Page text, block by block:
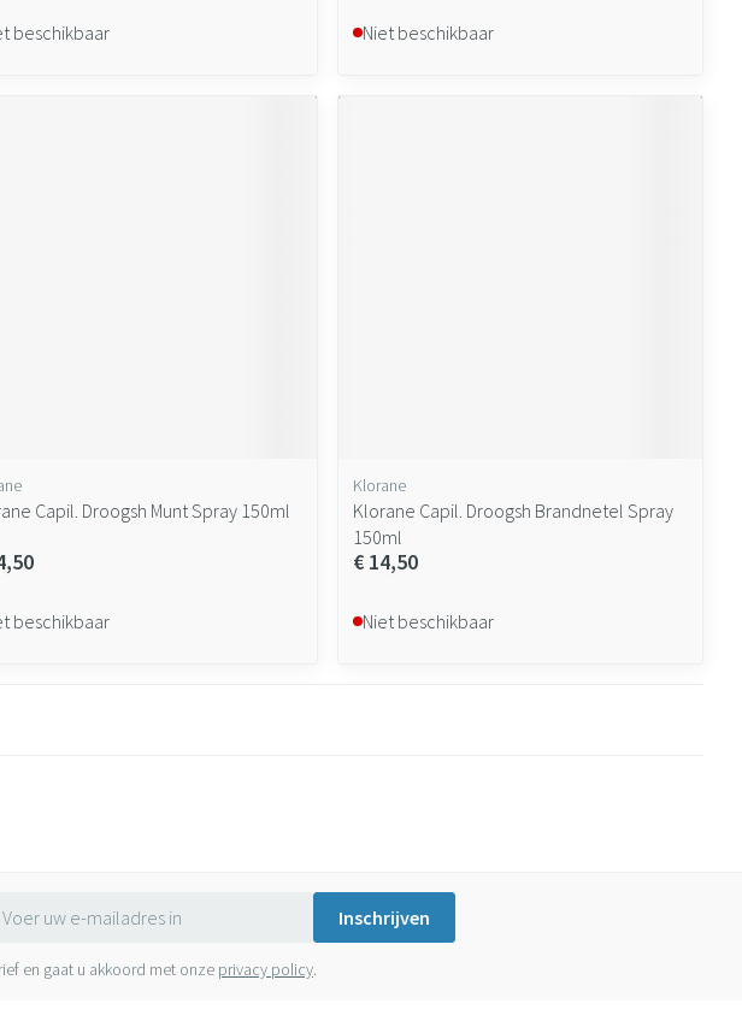
beschikbaar Niet beschikbaar
Capil. Droogsh Munt Spray 150ml
beschikbaar
Klorane
Klorane Capil. Droogsh Brandnetel Spray
150ml
€ 14,50
Niet beschikbaar
Inschrijven
en gaat u akkoord met onze privacy policy.